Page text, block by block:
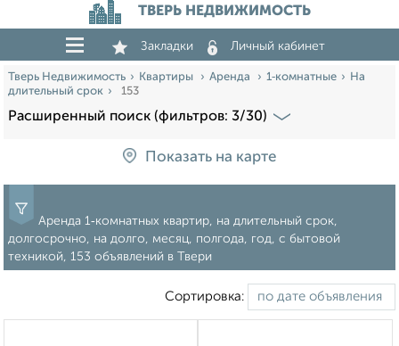
ТВЕРЬ НЕДВИЖИМОСТЬ
Закладки Личный кабинет
Тверь Недвижимость Квартиры Аренда 1‑комнатные
На
длительный срок
153
Расширенный поиск (фильтров: 3/30)
Показать на карте
Аренда 1‑комнатных квартир, на длительный срок,
долгосрочно, на долго, месяц, полгода, год, с бытовой
техникой, 153 объявлений в Твери
Сортировка: